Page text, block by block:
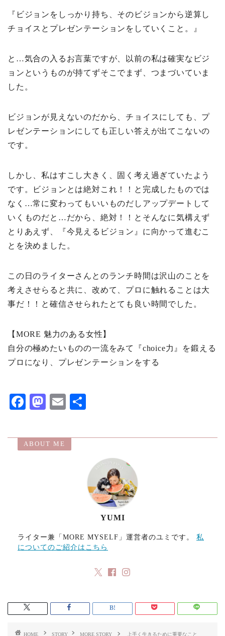
『ビジョンをしっかり持ち、そのビジョンから逆算し
チョイスとプレゼンテーションをしていくこと。』
と…気合の入るお言葉ですが、以前の私は確実なビジ
ョンというものが持てずそこでまず、つまづいていま
した。
ビジョンが見えないのだから、チョイスにしても、プ
レゼンテーションにしても正しい答えが出てこないの
です。
しかし、私はすこし大きく、固く考え過ぎていたよう
です。ビジョンとは絶対これ！！と完成したものでは
なく…常に変わってもいいものだしアップデートして
いくものだと…だから、絶対！！とそんなに気構えず
とりあえず、『今見えるビジョン』に向かって進むこ
とを決めました。
この日のライターさんとのランチ時間は沢山のことを
考えさせらると共に、改めて、プロに触れることは大
事だ！！と確信させられたとても良い時間でした。
【MORE 魅力のある女性】
自分の極めたいものの一流をみて『choice力』を鍛える
プロになり、プレゼンテーションをする
F
eb
o
M
to
d
E
ai
l
ABOUT ME
YUMI
ライター兼「MORE MYSELF」運営者のユミです。 私
についてのご紹介はこちら
HOME STORY MORE STORY 上手く生きるために重要なこと